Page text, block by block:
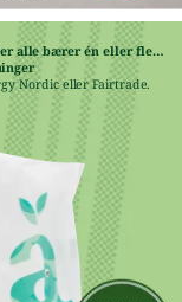
alle bærer én eller flere
Nordic eller Fairtrade.